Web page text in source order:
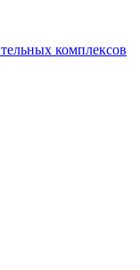
комплексов